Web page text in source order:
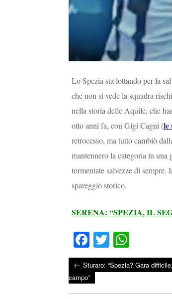
Lo Spezia sta lottando per la
che non si vede la squadra
nella storia delle Aquile, che
otto anni fa, con Gigi Cagni (le
retrocesso, ma tutto cambiò
mantennero la categoria in
tormentate salvezze di
spareggio storico.
SERENA: “SPEZIA, IL
Fa
ce
bo
ok
T
wi
tte
ha
ts
Post
← Sturaro: “Spezia? Gara
campo”